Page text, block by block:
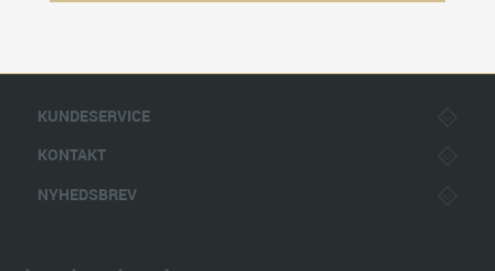
KUNDESERVICE
KONTAKT
NYHEDSBREV